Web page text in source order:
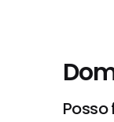
Posso